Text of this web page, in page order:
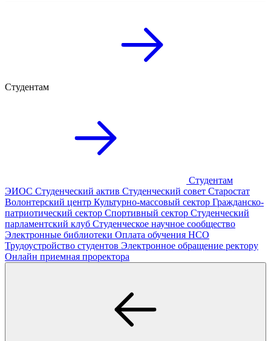
Студентам
Студентам
ЭИОС Студенческий актив Студенческий совет Старостат
Волонтерский центр Культурно-массовый сектор Гражданско-
патриотический сектор Спортивный сектор Студенческий
парламентский клуб Студенческое научное сообщество
Электронные библиотеки Оплата обучения НСО
Трудоустройство студентов Электронное обращение ректору
Онлайн приемная проректора